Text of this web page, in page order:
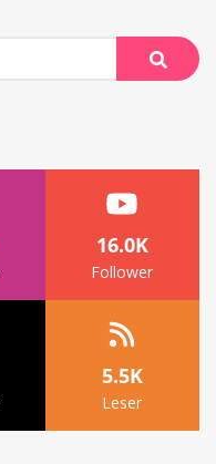
Suche
16.0K
Follower
5.5K
Leser